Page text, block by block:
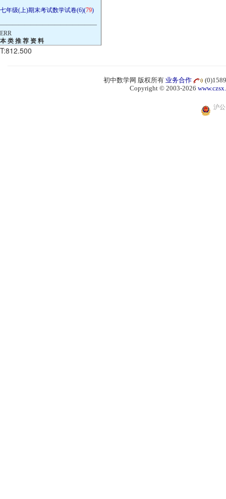
七年级(上)期末考试数学试卷(6)(79)
————————————————
ERR
本 类 推 荐 资 料
T:812.500
初中数学网 版权所有 业务合作
Copyright © 2003-2026
沪公